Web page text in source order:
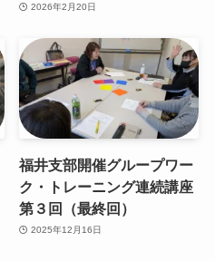
2026年2月20日
福井支部開催グループワー
ク・トレーニング連続講座
第３回（最終回）
2025年12月16日